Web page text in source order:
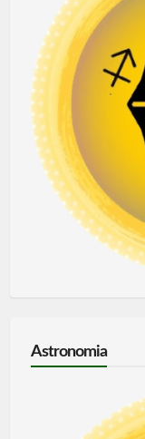
Astronomia